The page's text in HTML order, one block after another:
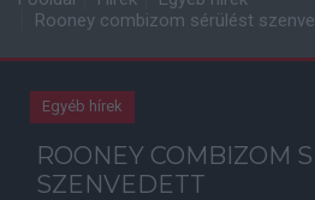
Rooney combizom sérülést
Egyéb hírek
ROONEY COMBIZOM
SZENVEDETT